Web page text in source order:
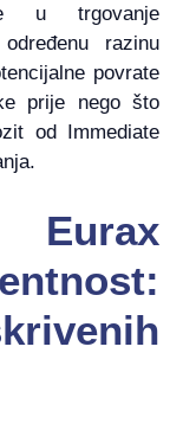
u trgovanje
razinu
povrate
prije nego što
od Immediate
Eurax